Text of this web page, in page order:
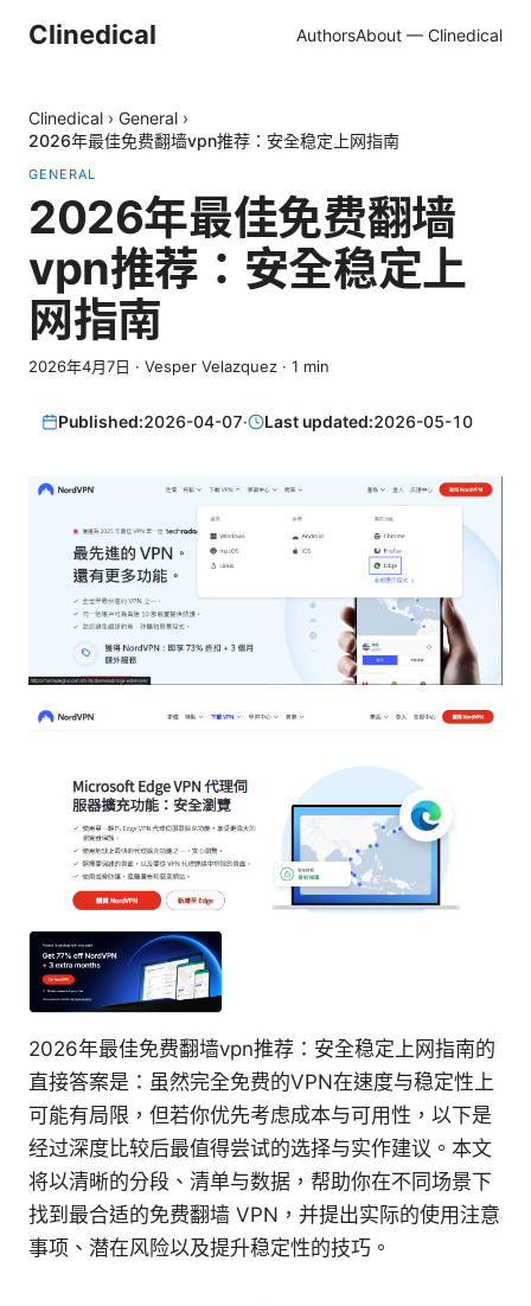
Clinedical AuthorsAbout — Clinedical
Clinedical › General ›
2026年最佳免费翻墙vpn推荐：安全稳定上网指南
GENERAL
2026年最佳免费翻墙
vpn推荐：安全稳定上
网指南
2026年4月7日 · Vesper Velazquez · 1 min
Published:2026-04-07· Last updated:2026-05-10
2026年最佳免费翻墙vpn推荐：安全稳定上网指南的
直接答案是：虽然完全免费的VPN在速度与稳定性上
可能有局限，但若你优先考虑成本与可用性，以下是
经过深度比较后最值得尝试的选择与实作建议。本文
将以清晰的分段、清单与数据，帮助你在不同场景下
找到最合适的免费翻墙 VPN，并提出实际的使用注意
事项、潜在风险以及提升稳定性的技巧。